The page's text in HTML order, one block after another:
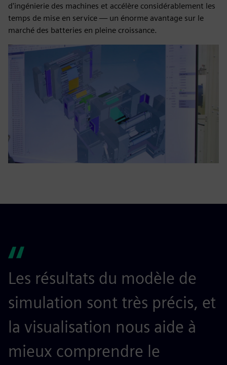
d'ingénierie des machines et accélère considérablement les
temps de mise en service — un énorme avantage sur le
marché des batteries en pleine croissance.
Les résultats du modèle de
simulation sont très précis, et
la visualisation nous aide à
mieux comprendre le